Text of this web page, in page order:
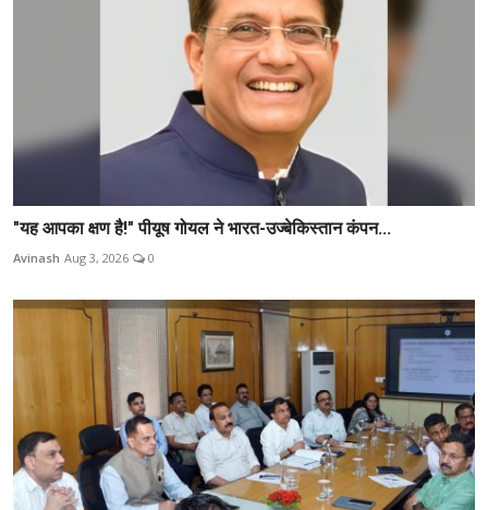
"यह आपका क्षण है!" पीयूष गोयल ने भारत-उज्बेकिस्तान कंपन...
Avinash Aug 3, 2026 0